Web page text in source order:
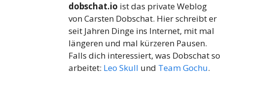
dobschat.io ist das private Weblog
von Carsten Dobschat. Hier schreibt er
seit Jahren Dinge ins Internet, mit mal
längeren und mal kürzeren Pausen.
Falls dich interessiert, was Dobschat so
arbeitet: Leo Skull und Team Gochu.